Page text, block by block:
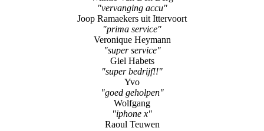
"vervanging accu"
Joop Ramaekers uit Ittervoort
"prima service"
Veronique Heymann
"super service"
Giel Habets
"super bedrijf!!"
Yvo
"goed geholpen"
Wolfgang
"iphone x"
Raoul Teuwen